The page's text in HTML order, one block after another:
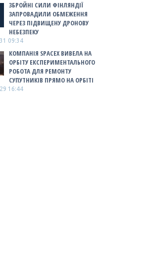
ЗБРОЙНІ СИЛИ ФІНЛЯНДІЇ
ЗАПРОВАДИЛИ ОБМЕЖЕННЯ
ЧЕРЕЗ ПІДВИЩЕНУ ДРОНОВУ
НЕБЕЗПЕКУ
09:34
КОМПАНІЯ SPACEX ВИВЕЛА НА
ОРБІТУ ЕКСПЕРИМЕНТАЛЬНОГО
РОБОТА ДЛЯ РЕМОНТУ
СУПУТНИКІВ ПРЯМО НА ОРБІТІ
16:44